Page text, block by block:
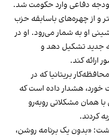
دفاعی وارد حکومت شد.
و از چهره‌های باسابقه حزب
او به شمار می‌رود. او در
جدید تشکیل دهد و
ارائه کند.
بریتانیا که در
شکست خورد، هشدار داده است که
همان مشکلاتی روبه‌رو
کردند.
«بدون یک برنامه روشن،